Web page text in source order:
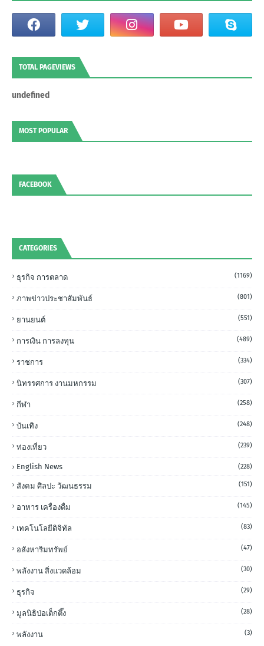
TOTAL PAGEVIEWS
undefned
MOST POPULAR
FACEBOOK
CATEGORIES
ธุรกิจ การตลาด (1169)
ภาพข่าวประชาสัมพันธ์ (801)
ยานยนต์ (551)
การเงิน การลงทุน (489)
ราชการ (334)
นิทรรศการ งานมหกรรม (307)
กีฬา (258)
บันเทิง (248)
ท่องเที่ยว (239)
English News (228)
สังคม ศิลปะ วัฒนธรรม (151)
อาหาร เครื่องดื่ม (145)
เทคโนโลยีดิจิทัล (83)
อสังหาริมทรัพย์ (47)
พลังงาน สิ่งแวดล้อม (30)
ธุรกิจ (29)
มูลนิธิป่อเต็กตึ๊ง (28)
พลังงาน (3)